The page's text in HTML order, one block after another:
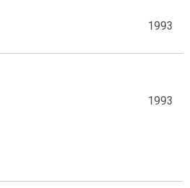
1993
1993